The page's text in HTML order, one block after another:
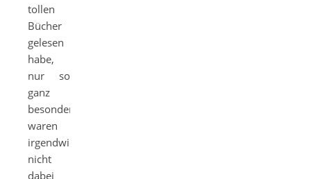
tollen
Bücher
gelesen
habe,
nur so
ganz
besondere
waren
irgendwie
nicht
dabei